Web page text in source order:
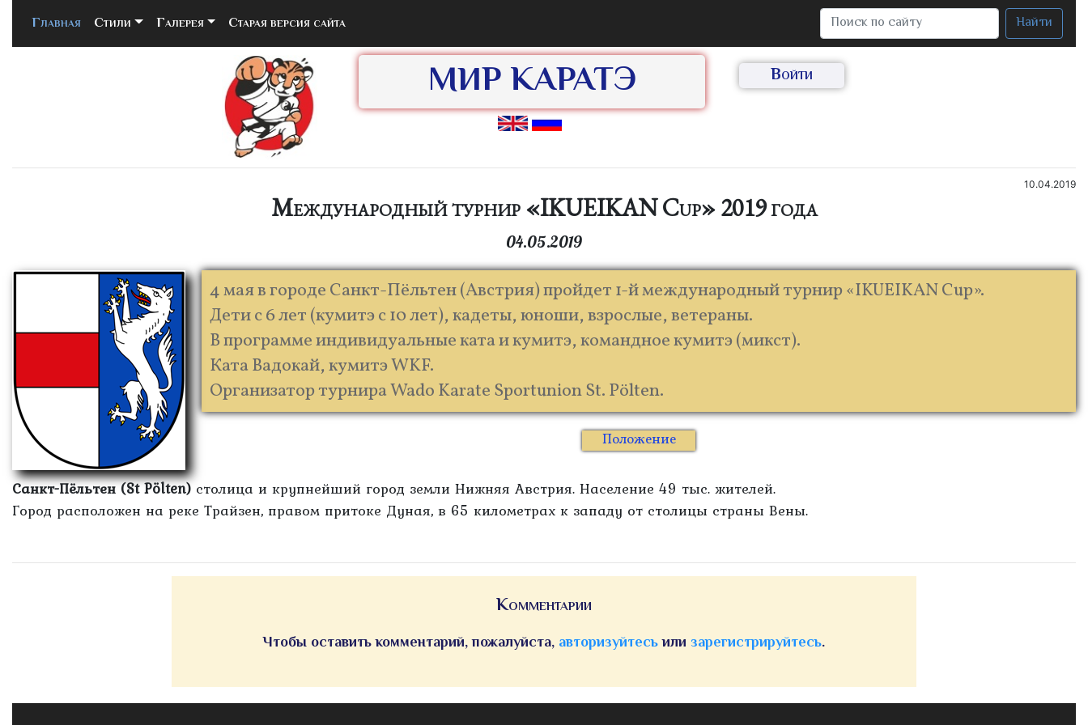
Главная (current)
Стили Галерея Старая версия сайта Найти
МИР КАРАТЭ Войти
10.04.2019
Международный турнир «IKUEIKAN Cup» 2019 года
04.05.2019
4 мая в городе Санкт-Пёльтен (Австрия) пройдет 1-й международный турнир «IKUEIKAN Cup».
Дети с 6 лет (кумитэ с 10 лет), кадеты, юноши, взрослые, ветераны.
В программе индивидуальные ката и кумитэ, командное кумитэ (микст).
Ката Вадокай, кумитэ WKF.
Организатор турнира Wado Karate Sportunion St. Pölten.
Положение
Санкт-Пёльтен (St Pölten)столица и крупнейший город земли Нижняя Австрия. Население 49 тыс. жителей.
Город расположен на реке Трайзен, правом притоке Дуная, в 65 километрах к западу от столицы страны Вены.
Комментарии
Чтобы оставить комментарий, пожалуйста, авторизуйтесьили зарегистрируйтесь.